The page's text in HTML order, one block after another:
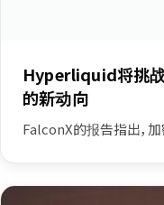
Hyperliquid将挑
的新动向
FalconX的报告指出，